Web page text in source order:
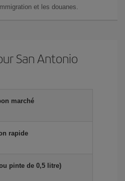
et les douanes.
San Antonio
marché
rapide
pinte de 0,5 litre)